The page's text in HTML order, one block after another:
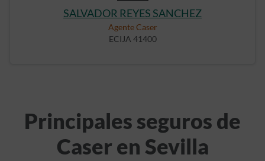
SALVADOR REYES SANCHEZ
Agente Caser
ECIJA 41400
Principales seguros de
Caser en Sevilla